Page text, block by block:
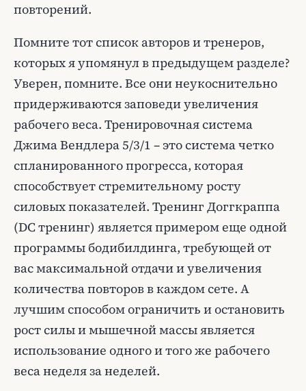
повторений.
Помните тот список авторов и тренеров,
которых я упомянул в предыдущем разделе?
Уверен, помните. Все они неукоснительно
придерживаются заповеди увеличения
рабочего веса. Тренировочная система
Джима Вендлера 5/3/1 – это система четко
спланированного прогресса, которая
способствует стремительному росту
силовых показателей. Тренинг Доггкраппа
(DC тренинг) является примером еще одной
программы бодибилдинга, требующей от
вас максимальной отдачи и увеличения
количества повторов в каждом сете. А
лучшим способом ограничить и остановить
рост силы и мышечной массы является
использование одного и того же рабочего
веса неделя за неделей.